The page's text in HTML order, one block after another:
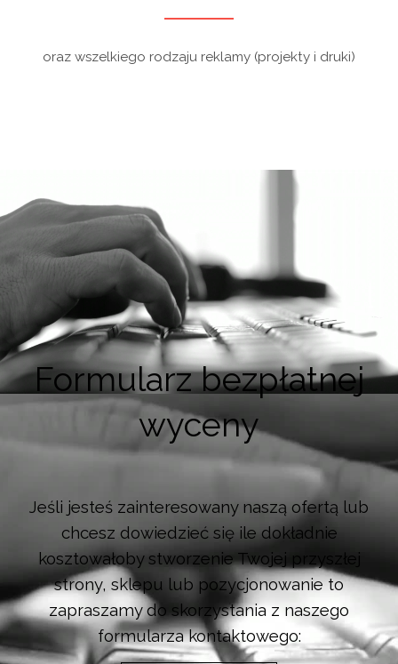
oraz wszelkiego rodzaju reklamy (projekty i druki)
Formularz bezpłatnej
wyceny
Jeśli jesteś zainteresowany naszą ofertą lub
chcesz dowiedzieć się ile dokładnie
kosztowałoby stworzenie Twojej przyszłej
strony, sklepu lub pozycjonowanie to
zapraszamy do skorzystania z naszego
formularza kontaktowego: